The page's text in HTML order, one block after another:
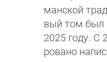
манской
вый том был
2025 го­ду. С
ровано